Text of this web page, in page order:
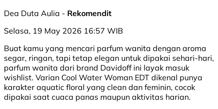
Dea Duta Aulia - Rekomendit
Selasa, 19 May 2026 16:57 WIB
Buat kamu yang mencari parfum wanita dengan aroma
segar, ringan, tapi tetap elegan untuk dipakai sehari-hari,
parfum wanita dari brand Davidoff ini layak masuk
wishlist. Varian Cool Water Woman EDT dikenal punya
karakter aquatic floral yang clean dan feminin, cocok
dipakai saat cuaca panas maupun aktivitas harian.